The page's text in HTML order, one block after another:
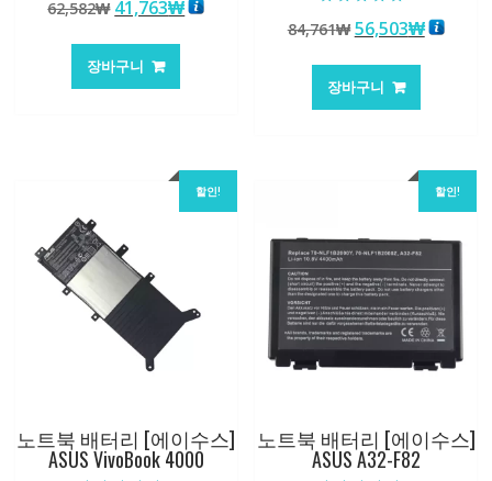
5.00
로 평가됨
62,582₩ 원
가
격:
41,763₩현
장바구니
5.00
로 평가됨
84,761₩ 원
가
격:
56,503₩현
장바구니
할인!
노트북 배터리 [에이수스]
ASUS VivoBook 4000
할인!
노트북 배터리 [에이수스]
ASUS A32-F82